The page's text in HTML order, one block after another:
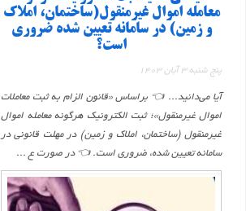
معامله اموال غیرمنقول(ساختمان، املاک
و زمین) در سامانه تعیین شده ضروری
است؟
پنج شنبه 3 آبان 1403
آیا می‌دانید... 👈 براساس «قانون الزام به ثبت معاملات
اموال غیرمنقول»؛ ثبت الکترونیک هرگونه معامله اموال
غیرمنقول (ساختمان، املاک و زمین) در مهلت قانونی در
سامانه تعیین شده، ضروری است. 👈 در صورت ع ...